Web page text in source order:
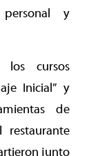
personal y
cursos
Inicial” y
de
restaurante
junto